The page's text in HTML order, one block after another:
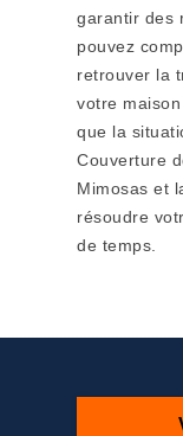
garantir des
pouvez
retrouver la
votre
que la
Couverture
Mimosas et
résoudre
de temps.